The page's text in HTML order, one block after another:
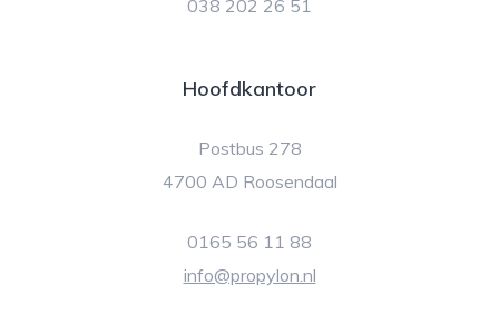
038 202 26 51
Hoofdkantoor
Postbus 278
4700 AD Roosendaal
0165 56 11 88
info@propylon.nl